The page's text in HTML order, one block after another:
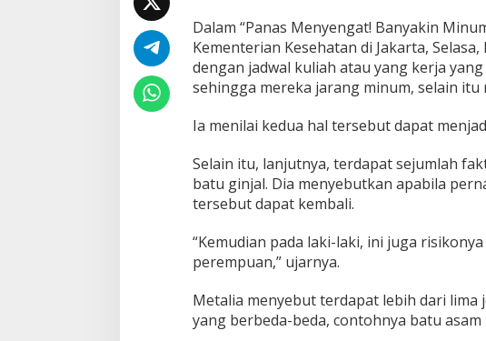
Dalam “Panas Menyengat! Banyakin
Kementerian Kesehatan di Jakarta,
dengan jadwal kuliah atau yang kerja
sehingga mereka jarang minum, selain
Ia menilai kedua hal tersebut dapat
Selain itu, lanjutnya, terdapat sejumlah
batu ginjal. Dia menyebutkan apabila
tersebut dapat kembali.
“Kemudian pada laki-laki, ini juga
perempuan,” ujarnya.
Metalia menyebut terdapat lebih dari
yang berbeda-beda, contohnya batu